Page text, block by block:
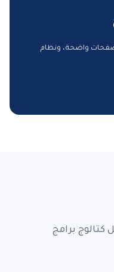
واضحة، ونظام
برامج